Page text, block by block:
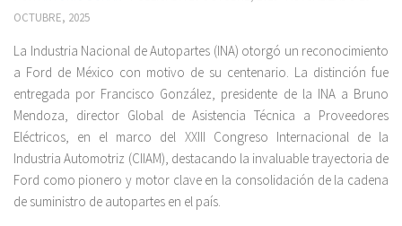
OCTUBRE, 2025
La Industria Nacional de Autopartes (INA) otorgó un reconocimiento
a Ford de México con motivo de su centenario. La distinción fue
entregada por Francisco González, presidente de la INA a Bruno
Mendoza, director Global de Asistencia Técnica a Proveedores
Eléctricos, en el marco del XXIII Congreso Internacional de la
Industria Automotriz (CIIAM), destacando la invaluable trayectoria de
Ford como pionero y motor clave en la consolidación de la cadena
de suministro de autopartes en el país.